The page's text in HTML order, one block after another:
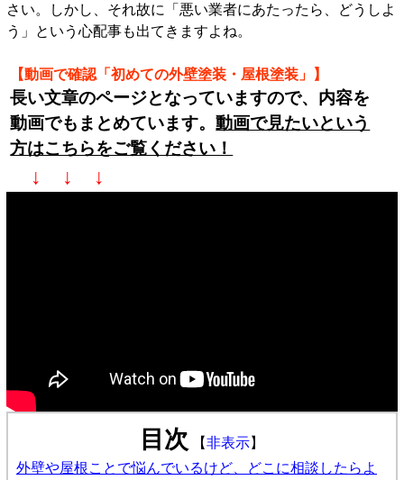
さい。しかし、それ故に「悪い業者にあたったら、どうしよ
う」という心配事も出てきますよね。
【動画で確認「初めての外壁塗装・屋根塗装」】
長い文章のページとなっていますので、内容を
動画でもまとめています。動画で見たいという
方はこちらをご覧ください！
↓ ↓ ↓
目次 【非表示】
外壁や屋根ことで悩んでいるけど、どこに相談したらよ